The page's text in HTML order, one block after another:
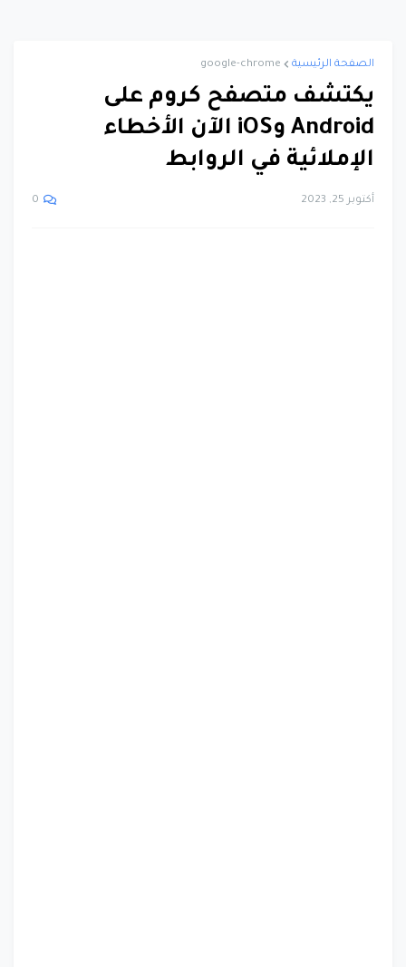
الصفحة الرئيسية google-chrome
يكتشف متصفح كروم على
Android وiOS الآن الأخطاء
الإملائية في الروابط
أكتوبر 25, 2023 0